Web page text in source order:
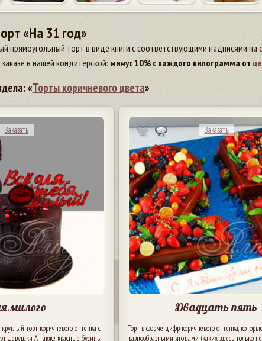
«На 31 год»
прямоугольный торт в виде книги с соответствующими надписями
в нашей кондитерской: минус 10% с каждого килограмма от
«Торты коричневого цвета»
Заказать
милого
торт коричневого оттенка с
девушки. А также красные бусины,
Заказать
Двадцать пять
Торт в форме цифр коричневого оттенка,
разнообразными ягодами (каких здесь только